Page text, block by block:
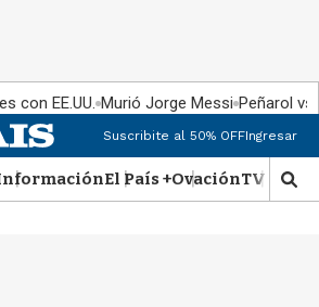
con EE.UU. Murió Jorge Messi Peñarol
Suscribite al 50% OFFIngresar
El País +OvaciónTV Show
M
o